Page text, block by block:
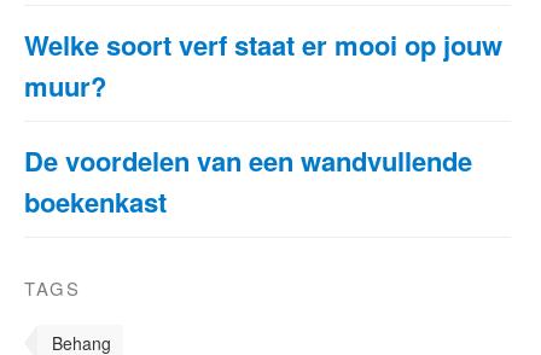
Welke soort verf staat er mooi op jouw
muur?
De voordelen van een wandvullende
boekenkast
TAGS
Behang